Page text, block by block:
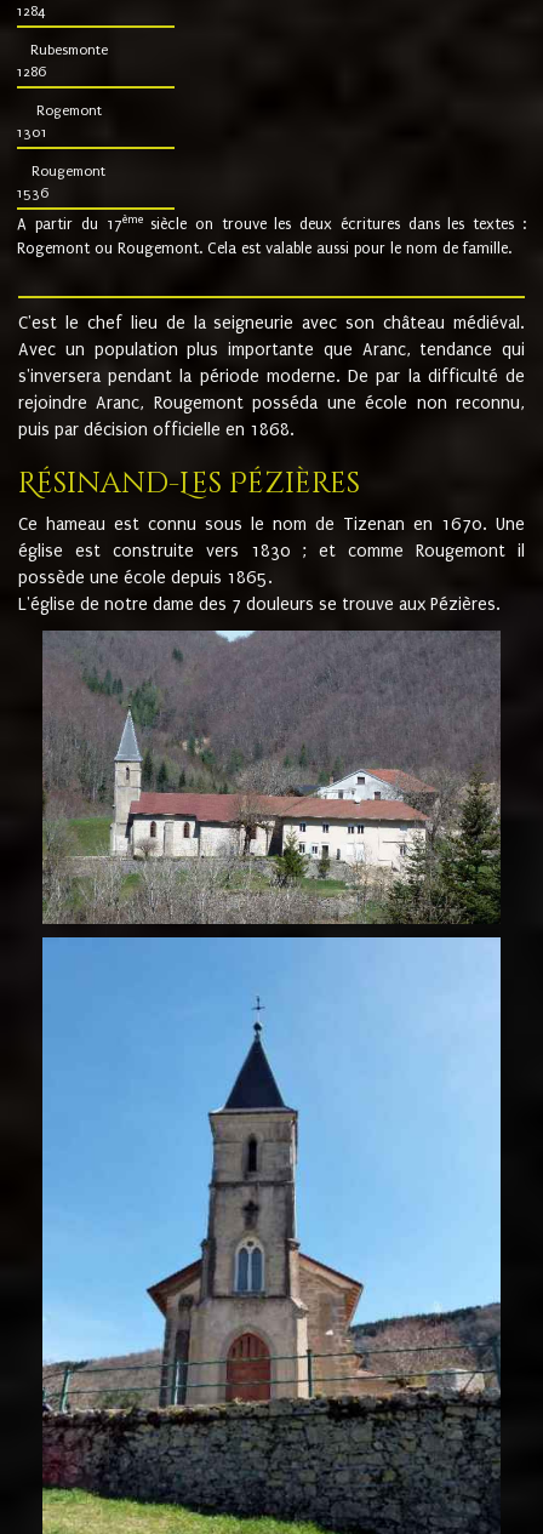
1284
Rubesmonte
1286
Rogemont
1301
Rougemont
1536
A partir du 17ème siècle on trouve les deux écritures dans les textes :
Rogemont ou Rougemont. Cela est valable aussi pour le nom de famille.
C'est le chef lieu de la seigneurie avec son château médiéval.
Avec un population plus importante que Aranc, tendance qui
s'inversera pendant la période moderne. De par la difficulté de
rejoindre Aranc, Rougemont posséda une école non reconnu,
puis par décision officielle en 1868.
Résinand-Les Pézières
Ce hameau est connu sous le nom de Tizenan en 1670. Une
église est construite vers 1830 ; et comme Rougemont il
possède une école depuis 1865.
L'église de notre dame des 7 douleurs se trouve aux Pézières.